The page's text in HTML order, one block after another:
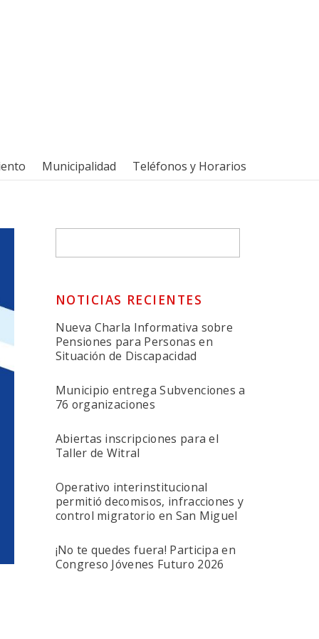
Municipalidad Teléfonos y Horarios
NOTICIAS RECIENTES
Nueva Charla Informativa sobre
Pensiones para Personas en
Situación de Discapacidad
Municipio entrega Subvenciones a
76 organizaciones
Abiertas inscripciones para el
Taller de Witral
Operativo interinstitucional
permitió decomisos, infracciones y
control migratorio en San Miguel
¡No te quedes fuera! Participa en
Congreso Jóvenes Futuro 2026